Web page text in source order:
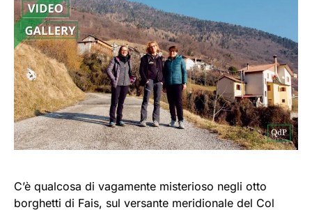
C’è qualcosa di vagamente misterioso negli otto
borghetti di Fais, sul versante meridionale del Col